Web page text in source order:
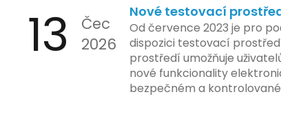
13
Čec
2026
Nové testovací
Od července 2023 je pro
dispozici testovací
prostředí umožňuje
nové funkcionality
bezpečném a